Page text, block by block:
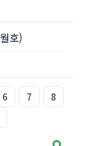
호)
6 7
8